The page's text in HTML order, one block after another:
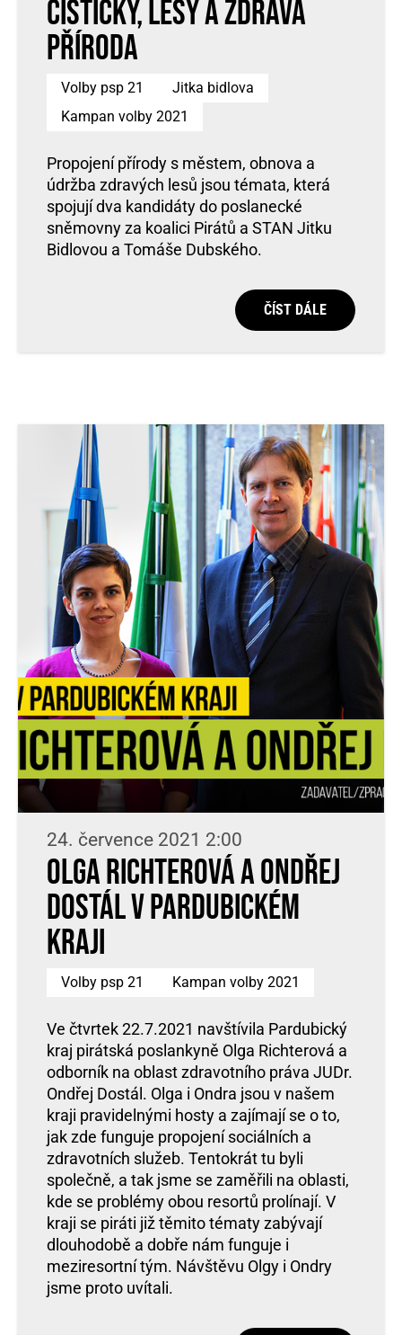
čističky, lesy a zdravá
příroda
Volby psp 21
Jitka bidlova
Kampan volby 2021
Propojení přírody s městem, obnova a
údržba zdravých lesů jsou témata, která
spojují dva kandidáty do poslanecké
sněmovny za koalici Pirátů a STAN Jitku
Bidlovou a Tomáše Dubského.
ČÍST DÁLE
24. července 2021 2:00
Olga Richterová a Ondřej
Dostál v Pardubickém
kraji
Volby psp 21 Kampan volby 2021
Ve čtvrtek 22.7.2021 navštívila Pardubický
kraj pirátská poslankyně Olga Richterová a
odborník na oblast zdravotního práva JUDr.
Ondřej Dostál. Olga i Ondra jsou v našem
kraji pravidelnými hosty a zajímají se o to,
jak zde funguje propojení sociálních a
zdravotních služeb. Tentokrát tu byli
společně, a tak jsme se zaměřili na oblasti,
kde se problémy obou resortů prolínají. V
kraji se piráti již těmito tématy zabývají
dlouhodobě a dobře nám funguje i
meziresortní tým. Návštěvu Olgy i Ondry
jsme proto uvítali.